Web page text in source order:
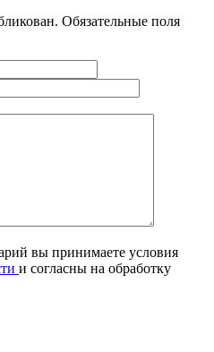
Обязательные поля
вы принимаете условия
и согласны на обработку